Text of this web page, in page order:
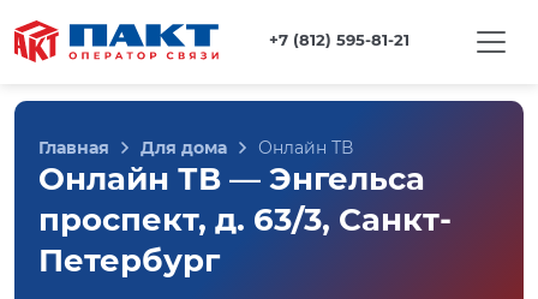
+7 (812) 595-81-21
Главная Для дома Онлайн ТВ
Онлайн ТВ — Энгельса
проспект, д. 63/3, Санкт-
Петербург